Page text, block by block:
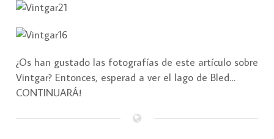
¿Os han gustado las fotografías de este artículo sobre
Vintgar? Entonces, esperad a ver el lago de Bled…
CONTINUARÁ!